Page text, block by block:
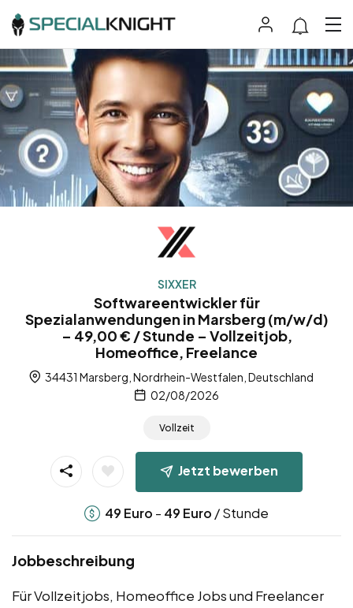
SIXXER
Softwareentwickler für
Spezialanwendungen in Marsberg (m/w/d)
– 49,00 € / Stunde – Vollzeitjob,
Homeoffice, Freelance
34431 Marsberg, Nordrhein-Westfalen, Deutschland
02/08/2026
Vollzeit
Jetzt bewerben
49 Euro - 49 Euro / Stunde
Jobbeschreibung
Für Vollzeitjobs, Homeoffice Jobs und Freelancer